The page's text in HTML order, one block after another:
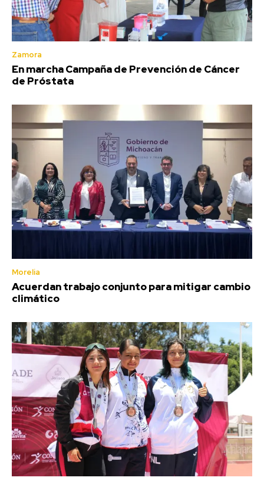
Zamora
En marcha Campaña de Prevención de Cáncer
de Próstata
Morelia
Acuerdan trabajo conjunto para mitigar cambio
climático